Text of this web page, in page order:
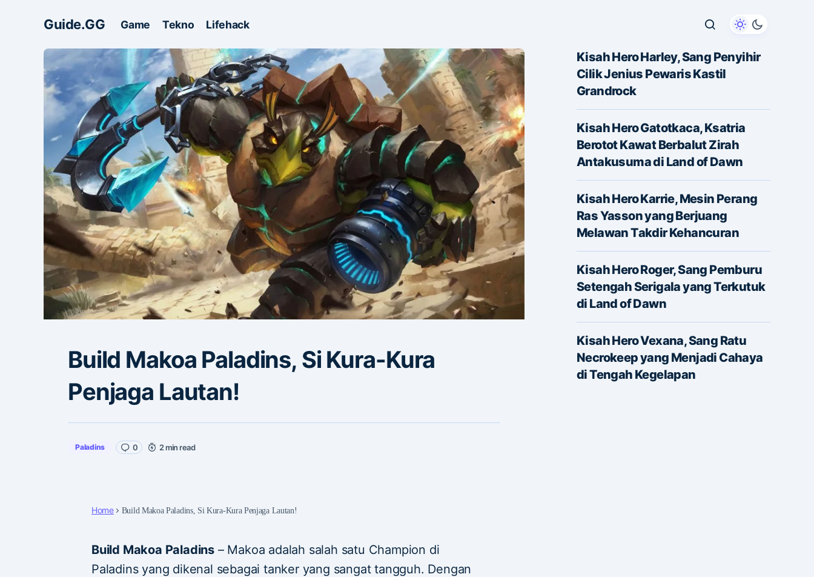
Guide.GG Game Tekno Lifehack
Build Makoa Paladins, Si Kura-Kura
Penjaga Lautan!
Paladins 0 2 min read
Home Build Makoa Paladins, Si Kura-Kura Penjaga Lautan!
Build Makoa Paladins – Makoa adalah salah satu Champion di
Paladins yang dikenal sebagai tanker yang sangat tangguh. Dengan
Kisah Hero Harley, Sang Penyihir
Cilik Jenius Pewaris Kastil
Grandrock
Kisah Hero Gatotkaca, Ksatria
Berotot Kawat Berbalut Zirah
Antakusuma di Land of Dawn
Kisah Hero Karrie, Mesin Perang
Ras Yasson yang Berjuang
Melawan Takdir Kehancuran
Kisah Hero Roger, Sang Pemburu
Setengah Serigala yang Terkutuk
di Land of Dawn
Kisah Hero Vexana, Sang Ratu
Necrokeep yang Menjadi Cahaya
di Tengah Kegelapan